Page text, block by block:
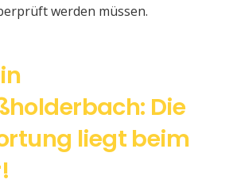
werden müssen.
Die
liegt beim